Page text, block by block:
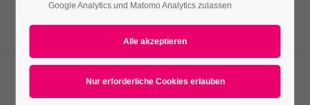
Support
Lorem ipsum dolor sit amet:
Google Analytics und Matomo Analytics zulassen